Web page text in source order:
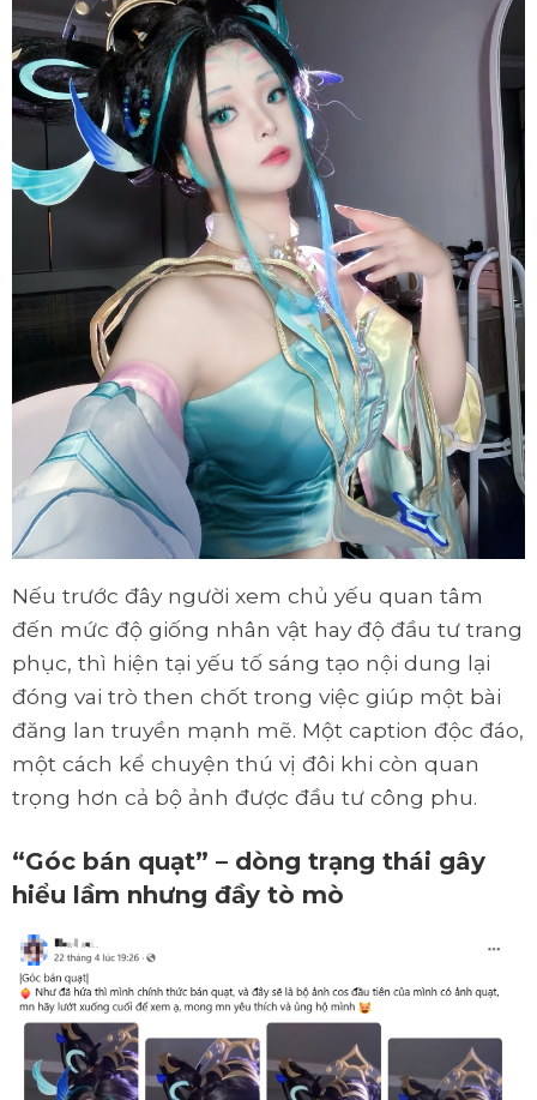
Nếu trước đây người xem chủ yếu quan tâm
đến mức độ giống nhân vật hay độ đầu tư trang
phục, thì hiện tại yếu tố sáng tạo nội dung lại
đóng vai trò then chốt trong việc giúp một bài
đăng lan truyền mạnh mẽ. Một caption độc đáo,
một cách kể chuyện thú vị đôi khi còn quan
trọng hơn cả bộ ảnh được đầu tư công phu.
“Góc bán quạt” – dòng trạng thái gây
hiểu lầm nhưng đầy tò mò